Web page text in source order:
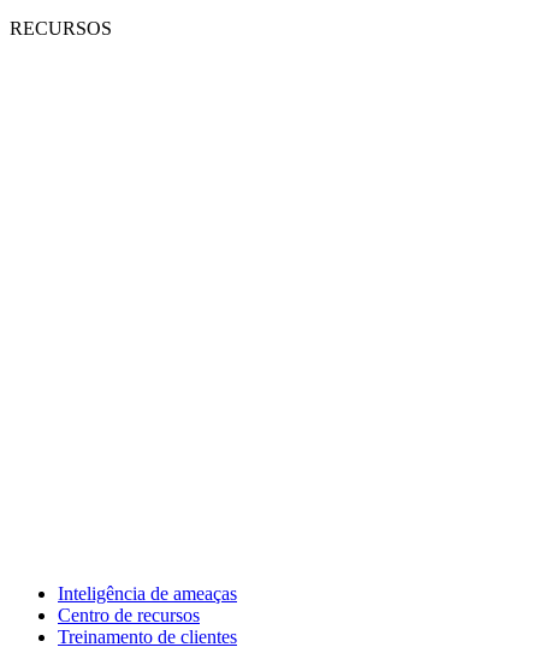
RECURSOS
Inteligência de ameaças
Centro de recursos
Treinamento de clientes